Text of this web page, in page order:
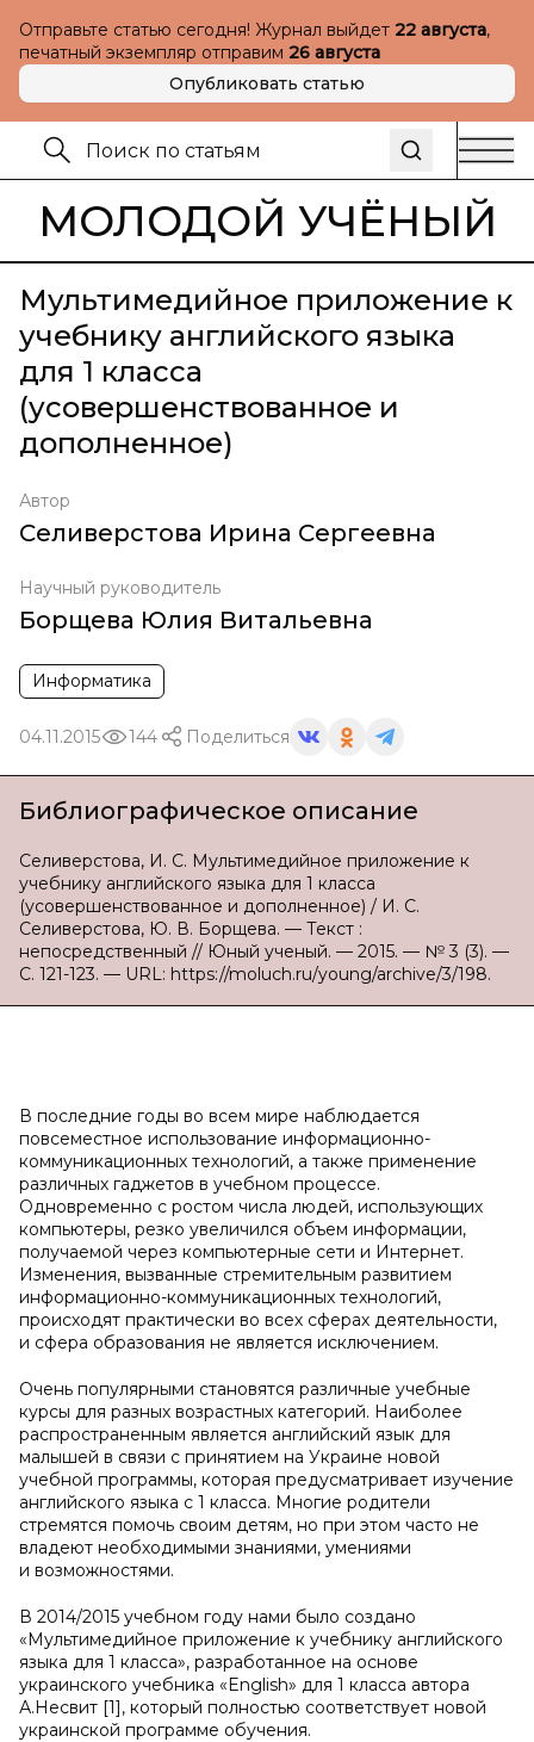
Отправьте статью сегодня! Журнал выйдет 22 августа,
печатный экземпляр отправим 26 августа
Опубликовать статью
МОЛОДОЙ УЧЁНЫЙ
Мультимедийное приложение к
учебнику английского языка
для 1 класса
(усовершенствованное и
дополненное)
Автор
Селиверстова Ирина Сергеевна
Научный руководитель
Борщева Юлия Витальевна
Информатика
04.11.2015 144 Поделиться
Библиографическое описание
Селиверстова, И. С. Мультимедийное приложение к
учебнику английского языка для 1 класса
(усовершенствованное и дополненное) / И. С.
Селиверстова, Ю. В. Борщева. — Текст :
непосредственный // Юный ученый. — 2015. — № 3 (3). —
С. 121-123. — URL: https://moluch.ru/young/archive/3/198.
В последние годы во всем мире наблюдается
повсеместное использование информационно-
коммуникационных технологий, а также применение
различных гаджетов в учебном процессе.
Одновременно с ростом числа людей, использующих
компьютеры, резко увеличился объем информации,
получаемой через компьютерные сети и Интернет.
Изменения, вызванные стремительным развитием
информационно-коммуникационных технологий,
происходят практически во всех сферах деятельности,
и сфера образования не является исключением.
Очень популярными становятся различные учебные
курсы для разных возрастных категорий. Наиболее
распространенным является английский язык для
малышей в связи с принятием на Украине новой
учебной программы, которая предусматривает изучение
английского языка с 1 класса. Многие родители
стремятся помочь своим детям, но при этом часто не
владеют необходимыми знаниями, умениями
и возможностями.
В 2014/2015 учебном году нами было создано
«Мультимедийное приложение к учебнику английского
языка для 1 класса», разработанное на основе
украинского учебника «English» для 1 класса автора
А.Несвит [1], который полностью соответствует новой
украинской программе обучения.